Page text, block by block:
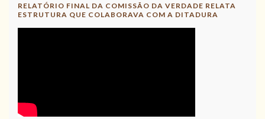
RELATÓRIO FINAL DA COMISSÃO DA VERDADE RELATA
ESTRUTURA QUE COLABORAVA COM A DITADURA